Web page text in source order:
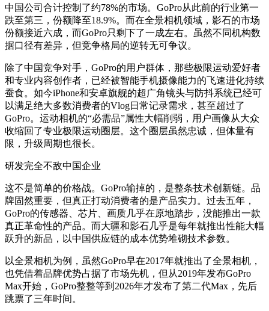
中国公司合计控制了约78%的市场。GoPro从此前的行业第一
跌至第三，份额降至18.9%。而在全景相机领域，影石的市场
份额接近六成，而GoPro只剩下了一成左右。虽然不同机构数
据口径有差异，但竞争格局的逆转无可争议。
除了中国竞争对手，GoPro的用户群体，那些极限运动爱好者
和专业内容创作者，已经被智能手机摄像能力的飞速进化持续
蚕食。如今iPhone和安卓旗舰的超广角镜头与防抖系统已经可
以满足绝大多数消费者的Vlog日常记录需求，甚至超过了
GoPro。运动相机的“必需品”属性大幅削弱，用户画像从大众
收缩回了专业极限运动圈层。这个圈层虽然忠诚，但体量有
限，升级周期也很长。
研发完全不敌中国企业
这不是简单的价格战。GoPro输掉的，是整条技术创新链。品
牌固然重要，但真正打动消费者的是产品实力。过去五年，
GoPro的传感器、芯片、画质几乎在原地踏步，没能推出一款
真正革命性的产品。而大疆和影石几乎是每年就推出性能大幅
跃升的新品，以中国供应链的成本优势堆砌技术参数。
以全景相机为例，虽然GoPro早在2017年就推出了全景相机，
也凭借着品牌优势占据了市场先机，但从2019年发布GoPro
Max开始，GoPro整整等到2026年才发布了第二代Max，先后
跳票了三年时间。